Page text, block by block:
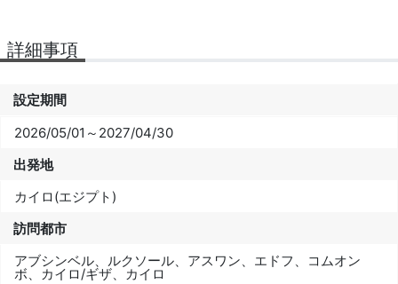
詳細事項
設定期間
2026/05/01～2027/04/30
出発地
カイロ(エジプト)
訪問都市
アブシンベル、ルクソール、アスワン、エドフ、コムオン
ボ、カイロ/ギザ、カイロ